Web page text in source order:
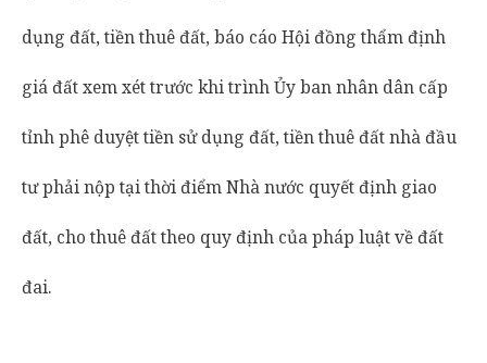
dụng đất, tiền thuê đất, báo cáo Hội đồng thẩm định
giá đất xem xét trước khi trình Ủy ban nhân dân cấp
tỉnh phê duyệt tiền sử dụng đất, tiền thuê đất nhà đầu
tư phải nộp tại thời điểm Nhà nước quyết định giao
đất, cho thuê đất theo quy định của pháp luật về đất
đai.